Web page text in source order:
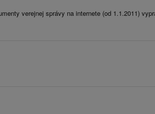
verejnej správy na internete (od 1.1.2011)